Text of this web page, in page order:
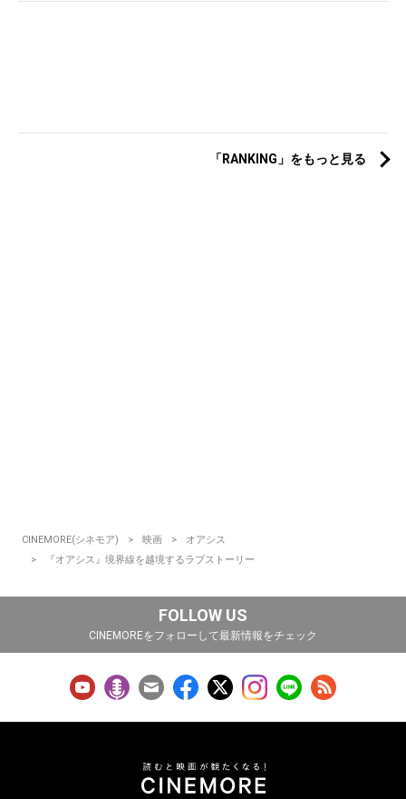
「RANKING」をもっと見る
CINEMORE(シネモア) 映画
オアシス
『オアシス』境界線を越境するラブストーリー
FOLLOW US
CINEMOREをフォローして最新情報をチェック